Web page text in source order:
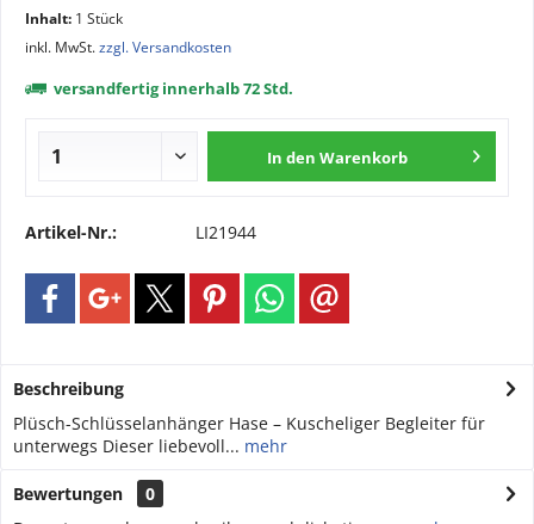
Inhalt: 1 Stück
inkl. MwSt.zzgl. Versandkosten
versandfertig innerhalb 72 Std.
In den Warenkorb
Artikel-Nr.: LI21944
Beschreibung
Plüsch-Schlüsselanhänger Hase – Kuscheliger Begleiter für
unterwegs Dieser liebevoll... mehr
Bewertungen
0